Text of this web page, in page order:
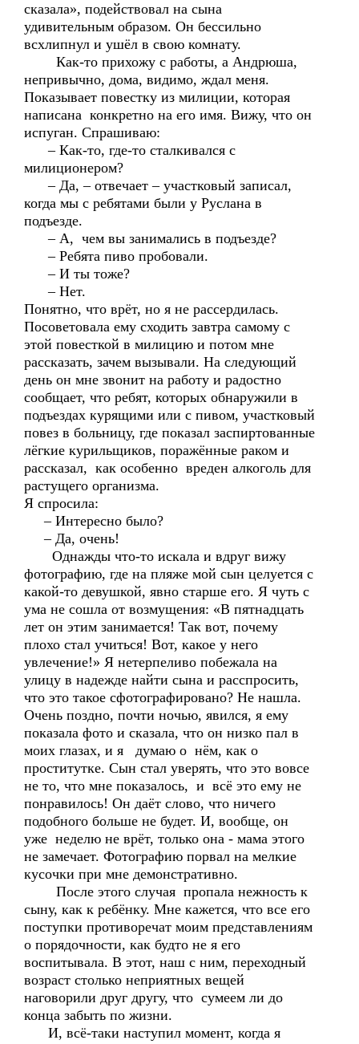
сказала», подействовал на сына
удивительным образом. Он бессильно
всхлипнул и ушёл в свою комнату.
Как-то прихожу с работы, а Андрюша,
непривычно, дома, видимо, ждал меня.
Показывает повестку из милиции, которая
написана конкретно на его имя. Вижу, что он
испуган. Спрашиваю:
– Как-то, где-то сталкивался с
милиционером?
– Да, – отвечает – участковый записал,
когда мы с ребятами были у Руслана в
подъезде.
– А, чем вы занимались в подъезде?
– Ребята пиво пробовали.
– И ты тоже?
– Нет.
Понятно, что врёт, но я не рассердилась.
Посоветовала ему сходить завтра самому с
этой повесткой в милицию и потом мне
рассказать, зачем вызывали. На следующий
день он мне звонит на работу и радостно
сообщает, что ребят, которых обнаружили в
подъездах курящими или с пивом, участковый
повез в больницу, где показал заспиртованные
лёгкие курильщиков, поражённые раком и
рассказал, как особенно вреден алкоголь для
растущего организма.
Я спросила:
– Интересно было?
– Да, очень!
Однажды что-то искала и вдруг вижу
фотографию, где на пляже мой сын целуется с
какой-то девушкой, явно старше его. Я чуть с
ума не сошла от возмущения: «В пятнадцать
лет он этим занимается! Так вот, почему
плохо стал учиться! Вот, какое у него
увлечение!» Я нетерпеливо побежала на
улицу в надежде найти сына и расспросить,
что это такое сфотографировано? Не нашла.
Очень поздно, почти ночью, явился, я ему
показала фото и сказала, что он низко пал в
моих глазах, и я думаю о нём, как о
проститутке. Сын стал уверять, что это вовсе
не то, что мне показалось, и всё это ему не
понравилось! Он даёт слово, что ничего
подобного больше не будет. И, вообще, он
уже неделю не врёт, только она - мама этого
не замечает. Фотографию порвал на мелкие
кусочки при мне демонстративно.
После этого случая пропала нежность к
сыну, как к ребёнку. Мне кажется, что все его
поступки противоречат моим представлениям
о порядочности, как будто не я его
воспитывала. В этот, наш с ним, переходный
возраст столько неприятных вещей
наговорили друг другу, что сумеем ли до
конца забыть по жизни.
И, всё-таки наступил момент, когда я